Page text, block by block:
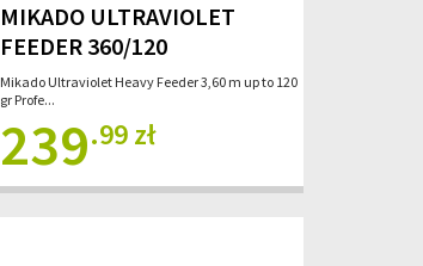
MIKADO ULTRAVIOLET
FEEDER 360/120
Mikado Ultraviolet Heavy Feeder 3,60 m up to 120
gr Profe...
239.99 zł